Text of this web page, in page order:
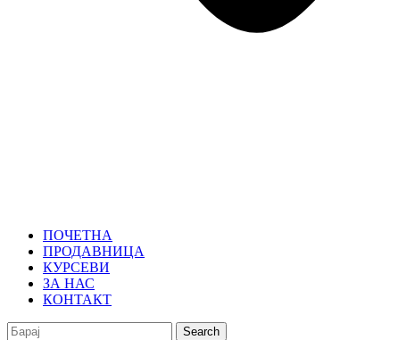
ПОЧЕТНА
ПРОДАВНИЦА
КУРСЕВИ
ЗА НАС
КОНТАКТ
Search